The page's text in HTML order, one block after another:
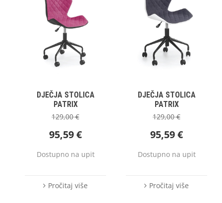
DJEČJA STOLICA
PATRIX
129,00€
95,59€
Dostupno na upit
Pročitaj više
DJEČJA STOLICA
PATRIX
129,00€
95,59€
Dostupno na upit
Pročitaj više